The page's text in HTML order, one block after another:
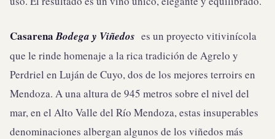
CasarenaBodega y Viñedos es un proyecto vitivinícola
que le rinde homenaje a la rica tradición de Agrelo y
Perdriel en Luján de Cuyo, dos de los mejores terroirs en
Mendoza. A una altura de 945 metros sobre el nivel del
mar, en el Alto Valle del Río Mendoza, estas insuperables
denominaciones albergan algunos de los viñedos más